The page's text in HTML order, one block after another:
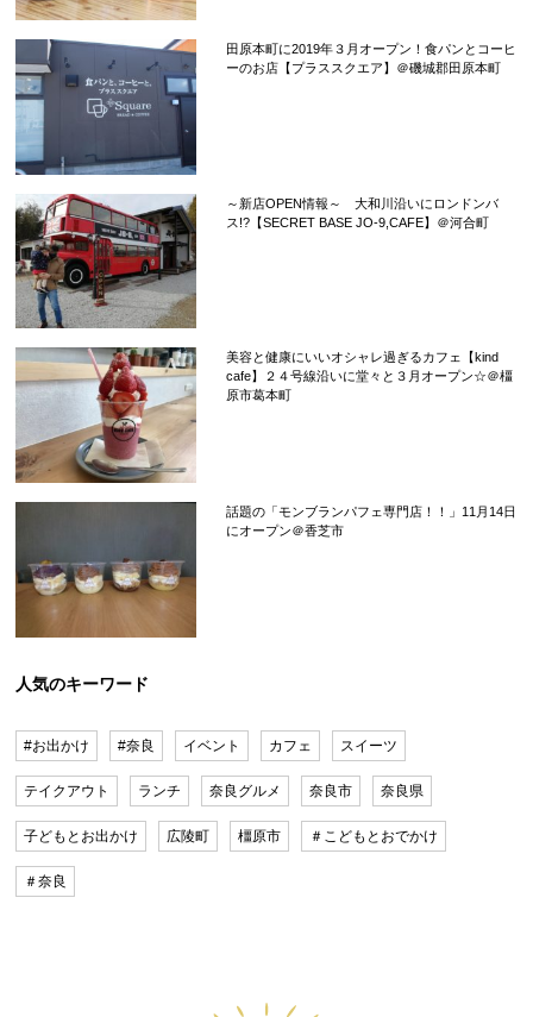
田原本町に2019年３月オープン！食パンとコーヒ
ーのお店【プラススクエア】＠磯城郡田原本町
～新店OPEN情報～ 大和川沿いにロンドンバ
ス!?【SECRET BASE JO-9,CAFE】＠河合町
美容と健康にいいオシャレ過ぎるカフェ【kind
cafe】２４号線沿いに堂々と３月オープン☆＠橿
原市葛本町
話題の「モンブランパフェ専門店！！」11月14日
にオープン＠香芝市
人気のキーワード
#お出かけ #奈良 イベント カフェ スイーツ
テイクアウト ランチ 奈良グルメ 奈良市 奈良県
子どもとお出かけ 広陵町 橿原市 ＃こどもとおでかけ
＃奈良